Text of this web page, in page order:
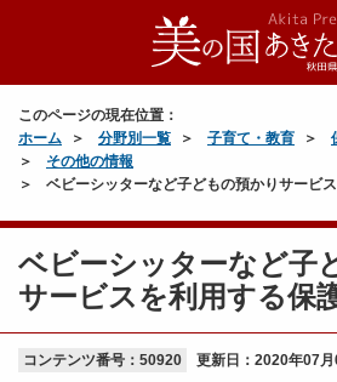
このページの現在位置：
ホーム
分野別一覧 子育て・教育
その他の情報
ベビーシッターなど子どもの預かりサービ
ベビーシッターなど子
サービスを利用する保
コンテンツ番号：50920 更新日： 2020年07月